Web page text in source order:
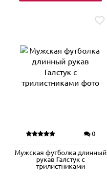
0
Мужская футболка длинный
рукав Галстук с
трилистниками